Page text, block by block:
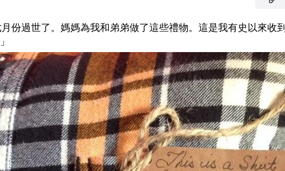
份過世了。媽媽為我和弟弟做了這些禮物。這是我有史以來收到